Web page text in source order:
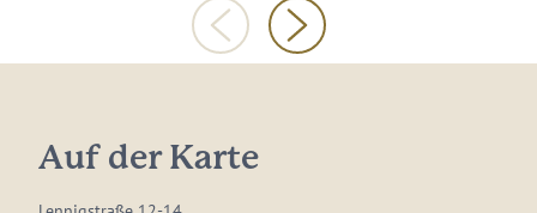
Auf der Karte